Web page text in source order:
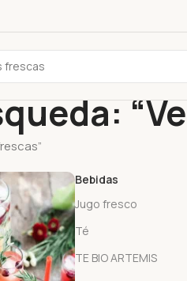
Bebidas
Jugo fresco
Té
TE BIO ARTEMIS